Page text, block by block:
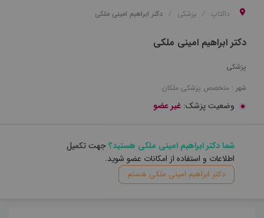
داکتاپ پزشکی دکتر ابراهیم امینی ملکی
دکتر ابراهیم امینی ملکی
پزشکی
شهر : متخصص پزشکی ملکان
وضعیت پزشک: غیر عضو
شما دکتر ابراهیم امینی ملکی هستید؟جهت تکمیل
اطلاعات و استفاده از امکانات عضو شوید.
دکتر ابراهیم امینی ملکی هستم